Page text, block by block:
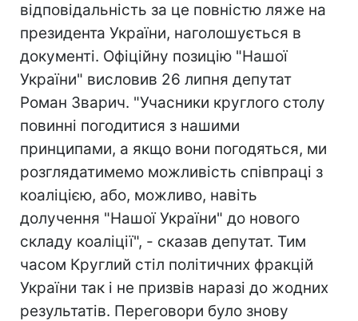
відповідальність за це повністю ляже на
президента України, наголошується в
документі. Офіційну позицію "Нашої
України" висловив 26 липня депутат
Роман Зварич. "Учасники круглого столу
повинні погодитися з нашими
принципами, а якщо вони погодяться, ми
розглядатимемо можливість співпраці з
коаліцією, або, можливо, навіть
долучення "Нашої України" до нового
складу коаліції", - сказав депутат. Тим
часом Круглий стіл політичних фракцій
України так і не призвів наразі до жодних
результатів. Переговори було знову